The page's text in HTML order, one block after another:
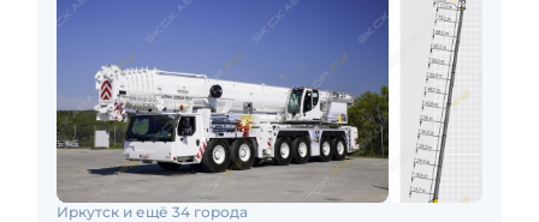
Иркутск и ещё 34 города